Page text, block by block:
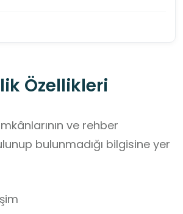
Özellikleri
ve rehber
bulunmadığı bilgisine yer